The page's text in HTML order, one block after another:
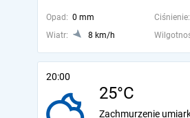
Opad: 0 mm Ciśnienie:
Wiatr:
8 km/h
20:00
25°C
Zachmurzenie